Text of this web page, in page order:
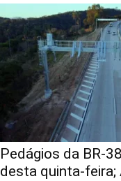
Pedágios da BR-
desta quinta-feira;